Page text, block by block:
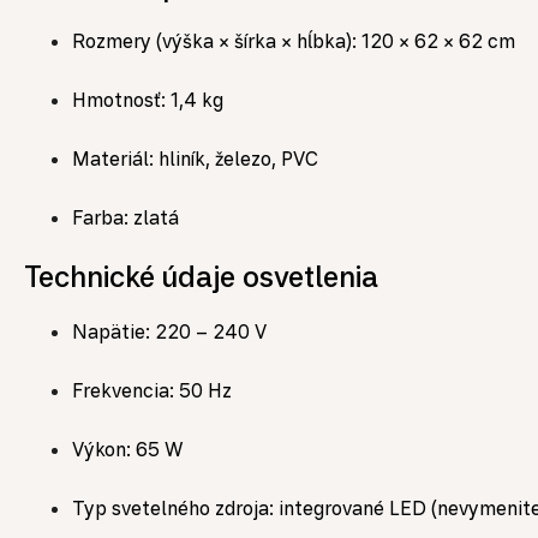
Rozmery (výška × šírka × hĺbka): 120 × 62 × 62 cm
Hmotnosť: 1,4 kg
Materiál: hliník, železo, PVC
Farba: zlatá
Technické údaje osvetlenia
Napätie: 220 – 240 V
Frekvencia: 50 Hz
Výkon: 65 W
Typ svetelného zdroja: integrované LED